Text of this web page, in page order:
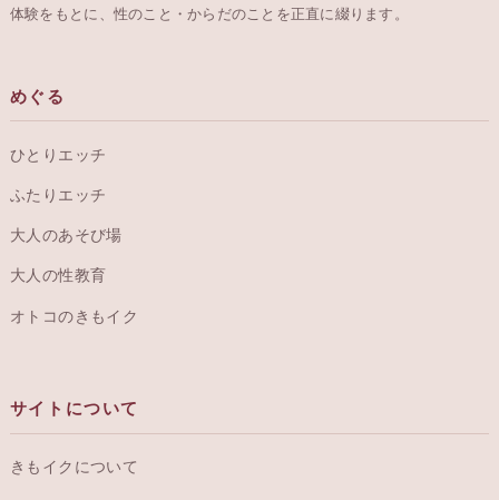
体験をもとに、性のこと・からだのことを正直に綴ります。
めぐる
ひとりエッチ
ふたりエッチ
大人のあそび場
大人の性教育
オトコのきもイク
サイトについて
きもイクについて